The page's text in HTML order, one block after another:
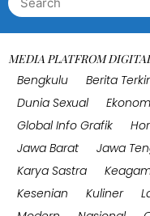
for:
MEDIA PLATFROM
Bengkulu
Berita
Dunia Sexual
Global Info Grafik
Jawa Barat
Jawa
Karya Sastra
Kesenian
Kuliner